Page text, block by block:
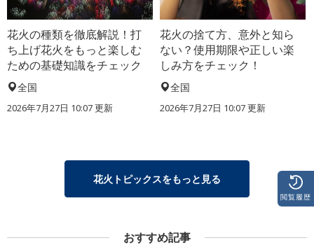
花火の種類を徹底解説！打
ち上げ花火をもっと楽しむ
ための基礎知識をチェック
全国
2026年7月27日 10:07 更新
花火の捨て方、意外と知ら
ない？使用期限や正しい楽
しみ方をチェック！
全国
2026年7月27日 10:07 更新
花火トピックスをもっと見る
おすすめ記事
閲覧履歴